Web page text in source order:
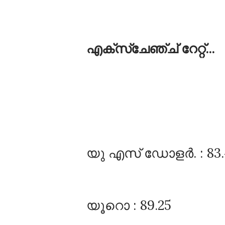
എക്സ്ചേഞ്ച്‌ റേറ്റ്‌...
യു എസ്‌ ഡോളർ. :
യൂറൊ : 89.25